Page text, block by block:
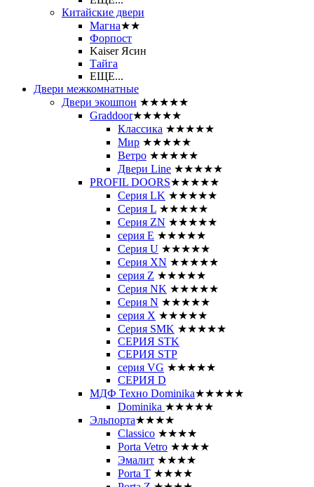
Китайские двери
Магна★★
Форпост
Kaiser Ясин
Тайга
ЕЩЕ...
Двери межкомнатные
Двери экошпон ★★★★★
Graddoor★★★★★
Классика ★★★★★
Мир ★★★★★
Ветро ★★★★★
Двери Line ★★★★★
PROFIL DOORS★★★★★
Серия LK ★★★★★
Серия L ★★★★★
Серия ZN ★★★★★
серия E ★★★★★
Серия U ★★★★★
Серия XN ★★★★★
серия Z ★★★★★
Серия NK ★★★★★
Серия N ★★★★★
серия X ★★★★★
Серия SMK ★★★★★
СЕРИЯ STK
СЕРИЯ STP
серия VG ★★★★★
СЕРИЯ D
МДФ Техно Dominika★★★★★
Dominika ★★★★★
Эльпорта★★★★
Classico ★★★★
Porta Vetro ★★★★
Эмалит ★★★★
Porta T ★★★★